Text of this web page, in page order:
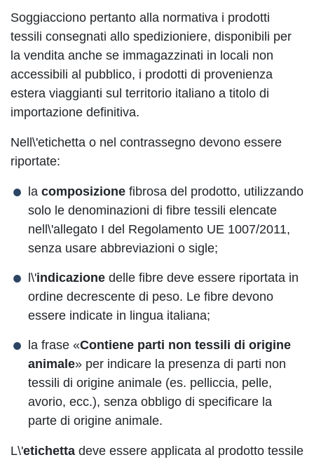
Soggiacciono pertanto alla normativa i prodotti
tessili consegnati allo spedizioniere, disponibili per
la vendita anche se immagazzinati in locali non
accessibili al pubblico, i prodotti di provenienza
estera viaggianti sul territorio italiano a titolo di
importazione definitiva.
Nell\'etichetta o nel contrassegno devono essere
riportate:
la composizione fibrosa del prodotto, utilizzando
solo le denominazioni di fibre tessili elencate
nell\'allegato I del Regolamento UE 1007/2011,
senza usare abbreviazioni o sigle;
l\'indicazione delle fibre deve essere riportata in
ordine decrescente di peso. Le fibre devono
essere indicate in lingua italiana;
la frase «Contiene parti non tessili di origine
animale» per indicare la presenza di parti non
tessili di origine animale (es. pelliccia, pelle,
avorio, ecc.), senza obbligo di specificare la
parte di origine animale.
L\'etichetta deve essere applicata al prodotto tessile